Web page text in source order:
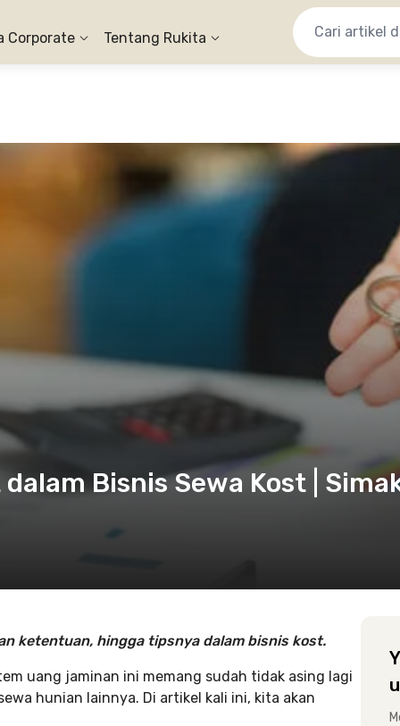
Corporate Tentang Rukita
Bisnis Sewa Kost |
ketentuan, hingga tipsnya dalam bisnis kost.
uang jaminan ini memang sudah tidak asing lagi
hunian lainnya. Di artikel kali ini, kita akan